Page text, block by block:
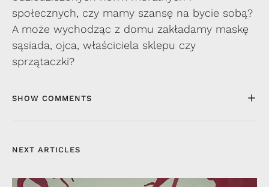
społecznych, czy mamy szansę na bycie sobą?
A może wychodząc z domu zakładamy maskę
sąsiada, ojca, właściciela sklepu czy
sprzątaczki?
SHOW COMMENTS
NEXT ARTICLES